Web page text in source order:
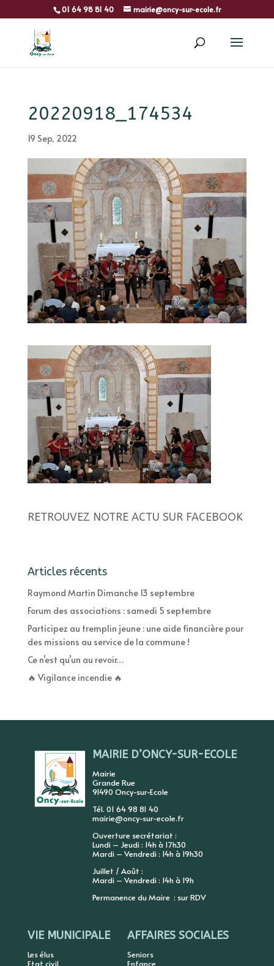
01 64 98 81 40 mairie@oncy-sur-ecole.fr
20220918_174534
19 Sep, 2022
RETROUVEZ NOTRE ACTU SUR FACEBOOK
Articles récents
Raymond Martin Dimanche 13 septembre
Forum des associations : samedi 5 septembre
Participez au tremplin jeune : une aide financière pour
des missions au service de la commune !
Ce n’est qu’un au revoir…
🔥 Vigilance incendie 🔥
MAIRIE D’ONCY-SUR-ECOLE
Mairie
Grande Rue
91490 Oncy-sur-Ecole
Tél. 01 64 98 81 40
mairie@oncy-sur-ecole.fr
Ouverture secrétariat :
Lundi – Jeudi : 14h à 17h30
Mardi – Vendredi : 14h à 19h30
Juillet / Août :
Mardi – Vendredi : 14h à 19h
Permanence du Maire : sur RDV
VIE MUNICIPALE
Les élus
Etat civil
AFFAIRES SOCIALES
Seniors
Enfance